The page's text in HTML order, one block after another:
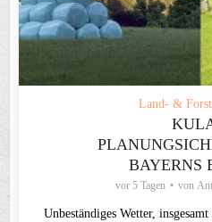
Land- &
BAYERNS
vor 5 Tagen von
Unbeständiges Wetter,